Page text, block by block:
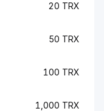
20 TRX
50 TRX
100 TRX
1,000 TRX